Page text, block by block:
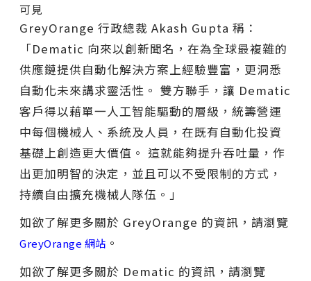
可見
GreyOrange 行政總裁 Akash Gupta 稱：
「Dematic 向來以創新聞名，在為全球最複雜的
供應鏈提供自動化解決方案上經驗豐富，更洞悉
自動化未來講求靈活性。 雙方聯手，讓 Dematic
客戶得以藉單一人工智能驅動的層級，統籌營運
中每個機械人、系統及人員，在既有自動化投資
基礎上創造更大價值。 這就能夠提升吞吐量，作
出更加明智的決定，並且可以不受限制的方式，
持續自由擴充機械人隊伍。」
如欲了解更多關於 GreyOrange 的資訊，請瀏覽
GreyOrange 網站 。
如欲了解更多關於 Dematic 的資訊，請瀏覽